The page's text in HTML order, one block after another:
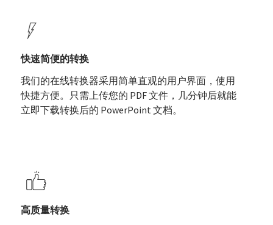
快速简便的转换
我们的在线转换器采用简单直观的用户界面，使用
快捷方便。只需上传您的 PDF 文件，几分钟后就能
立即下载转换后的 PowerPoint 文档。
高质量转换